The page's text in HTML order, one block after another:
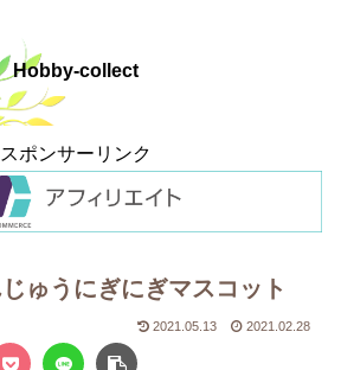
Hobby-collect
スポンサーリンク
ゅうにぎにぎマスコット
2021.05.13 2021.02.28